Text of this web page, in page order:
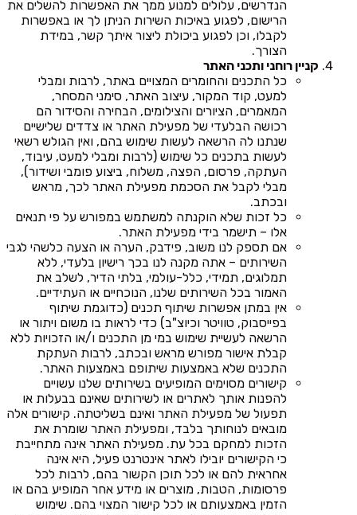
הנדרשים, עלולים למנוע ממך את האפשרות להשלים את
הרישום, לפגוע באיכות השירות הניתן לך או באפשרות
לקבלו, וכן לפגוע ביכולת ליצור איתך קשר, במידת
הצורך.
קניין רוחני ותכני האתר
כל התכנים והחומרים המצויים באתר, לרבות ומבלי
למעט, קוד המקור, עיצוב האתר, סימני המסחר,
המאמרים, הציורים והצילומים, הבחירה והסידור הם
רכושה הבלעדי של מפעילת האתר או צדדים שלישיים
שנתנו לה הרשאה לעשות שימוש בהם, ואין הגולש רשאי
לעשות בתכנים כל שימוש (לרבות ומבלי למעט, עיבוד,
העתקה, פרסום, הפצה, משלוח, ביצוע פומבי ושידור),
מבלי לקבל את הסכמת מפעילת האתר לכך, מראש
ובכתב.
כל זכות שלא הוקנתה למשתמש במפורש על פי תנאים
אלו – תישמר בידי מפעילת האתר.
אם תספק לנו משוב, פידבק, הערה או הצעה כלשהי לגבי
השירותים – אתה מקנה לנו בכך רישיון בלעדי, ללא
תמלוגים, תמידי, כלל-עולמי, בלתי הדיר, לשלב את
האמור בכל השירותים שלנו, הנוכחיים או העתידיים.
אין במתן אפשרות שיתוף תכנים (כדוגמת שיתוף
בפייסבוק, טוויטר וכיוצ"ב) כדי לראות בו משום ויתור או
הרשאה לעשיית שימוש במי מן התכנים ו/או הזכויות ללא
קבלת אישור מפורש מראש ובכתב, לרבות העתקת
התכנים שלא באמצעות שיתופם באמצעות האתר.
קישורים מסוימים המופיעים בשירותים שלנו עשויים
להפנות אותך לאתרים או לשירותים שאינם בבעלות או
תפעול של מפעילת האתר ואינם בשליטתה. קישורים אלה
מובאים לנוחותך בלבד, ומפעילת האתר שומרת את
הזכות למחקם בכל עת. מפעילת האתר אינה מתחייבת
כי הקישורים יובילו לאתר אינטרנט פעיל, היא אינה
אחראית להם או לכל תוכן הקשור בהם, לרבות לכל
פרסומות, הטבות, מוצרים או מידע אחר המופיע בהם או
הזמין באמצעותם או לכל קישור המצוי בהם. שימוש